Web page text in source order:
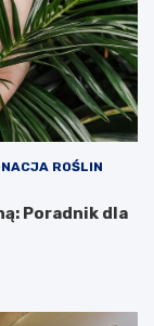
ROŚLIN
Poradnik dla